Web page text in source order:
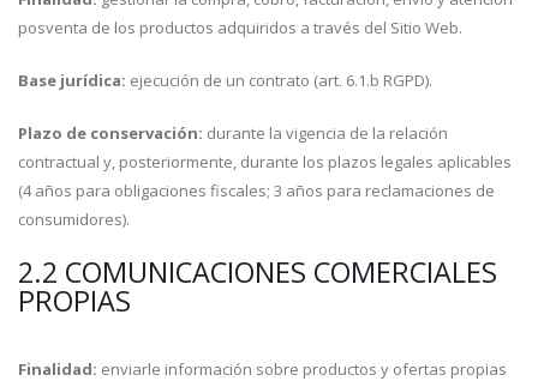
posventa de los productos adquiridos a través del Sitio Web.
Base jurídica: ejecución de un contrato (art. 6.1.b RGPD).
Plazo de conservación: durante la vigencia de la relación
contractual y, posteriormente, durante los plazos legales aplicables
(4 años para obligaciones fiscales; 3 años para reclamaciones de
consumidores).
2.2 COMUNICACIONES COMERCIALES
PROPIAS
Finalidad: enviarle información sobre productos y ofertas propias